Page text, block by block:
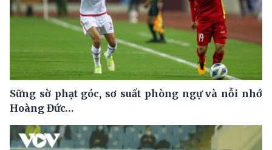
Sững sờ phạt góc, sơ suất phòng ngự và nỗi nhớ
Hoàng Đức…